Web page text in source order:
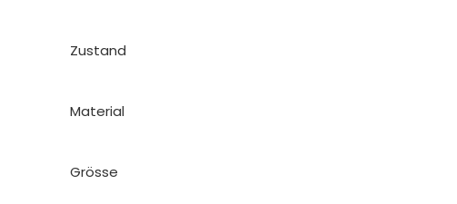
Zustand
Material
Grösse